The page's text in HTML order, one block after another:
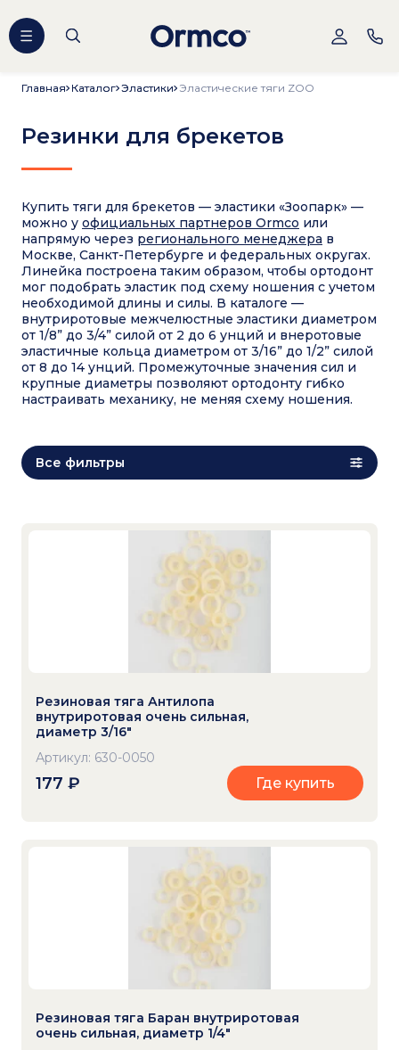
Главная
Главная Каталог
Каталог Эластики
Эластики Эластические тяги ZOO
Резинки для брекетов
Купить тяги для брекетов — эластики «Зоопарк» —
можно у официальных партнеров Ormco или
напрямую через регионального менеджера в
Москве, Санкт-Петербурге и федеральных округах.
Линейка построена таким образом, чтобы ортодонт
мог подобрать эластик под схему ношения с учетом
необходимой длины и силы. В каталоге —
внутриротовые межчелюстные эластики диаметром
от 1/8” до 3/4” силой от 2 до 6 унций и внеротовые
эластичные кольца диаметром от 3/16” до 1/2” силой
от 8 до 14 унций. Промежуточные значения сил и
крупные диаметры позволяют ортодонту гибко
настраивать механику, не меняя схему ношения.
Все фильтры
Резиновая тяга Антилопа
внутриротовая очень сильная,
диаметр 3/16"
Артикул: 630-0050
177 ₽ Где купить
Резиновая тяга Баран внутриротовая
очень сильная, диаметр 1/4"